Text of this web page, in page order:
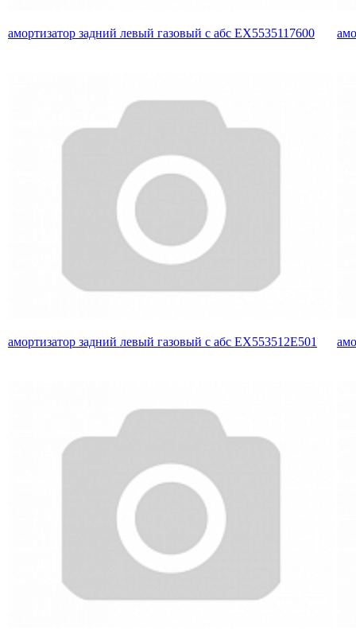
амортизатор задний левый газовый с абс EX5535117600
амортизатор задний левый газовый с абс EX553512E501